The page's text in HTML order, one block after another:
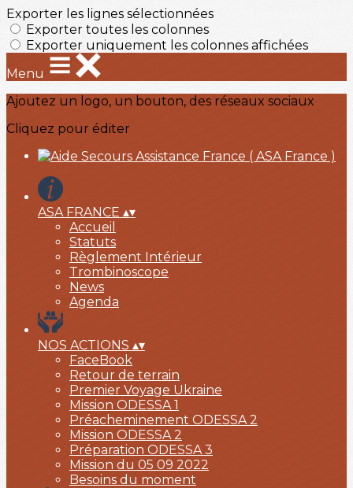
Exporter les lignes sélectionnées
Exporter toutes les colonnes
Exporter uniquement les colonnes affichées
Menu
Ajoutez un logo, un bouton, des réseaux sociaux
Cliquez pour éditer
ASA FRANCE ▴▾
Accueil
Statuts
Règlement Intérieur
Trombinoscope
News
Agenda
NOS ACTIONS ▴▾
FaceBook
Retour de terrain
Premier Voyage Ukraine
Mission ODESSA 1
Préacheminement ODESSA 2
Mission ODESSA 2
Préparation ODESSA 3
Mission du 05 09 2022
Besoins du moment